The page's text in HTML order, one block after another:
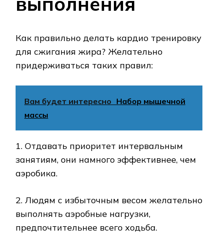
Как правильно делать кардио тренировку
для сжигания жира? Желательно
придерживаться таких правил:
Вам будет интересно Набор мышечной
массы
1. Отдавать приоритет интервальным
занятиям, они намного эффективнее, чем
аэробика.
2. Людям с избыточным весом желательно
выполнять аэробные нагрузки,
предпочтительнее всего ходьба.